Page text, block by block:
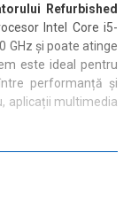
Refurbished
Intel Core i5-
GHz și poate atinge
este ideal pentru
performanță și
aplicații multimedia